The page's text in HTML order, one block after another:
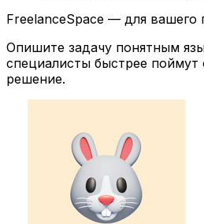
FreelanceSpace — для вашего
Опишите задачу понятным
специалисты быстрее
решение.